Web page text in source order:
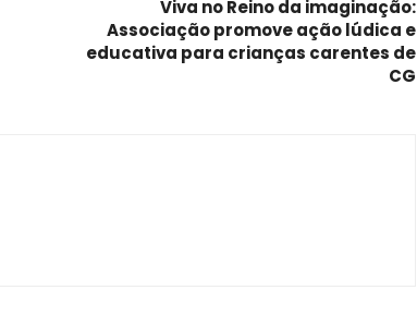
Viva no Reino da imaginação:
Associação promove ação lúdica e
educativa para crianças carentes de
CG